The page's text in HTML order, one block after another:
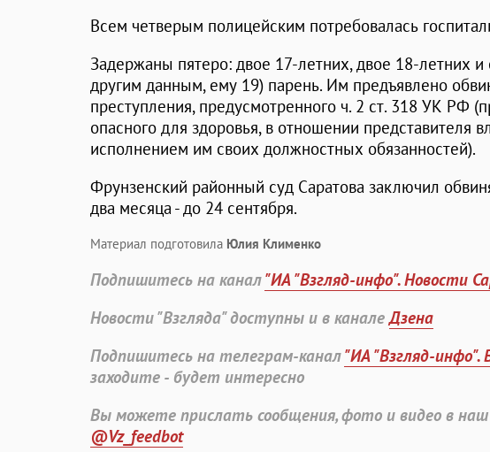
Всем четверым полицейским потребовалась
Задержаны пятеро: двое 17-летних, двое 18-летних
другим данным, ему 19) парень. Им предъявлено
преступления, предусмотренного ч. 2 ст. 318 УК РФ
опасного для здоровья, в отношении представителя
исполнением им своих должностных обязанностей).
Фрунзенский районный суд Саратова заключил
два месяца - до 24 сентября.
Материал подготовила Юлия Клименко
Подпишитесь на канал"ИА "Взгляд-инфо". Новости
Новости "Взгляда" доступны и в каналеДзена
Подпишитесь на телеграм-канал"ИА "Взгляд-
заходите - будет интересно
Вы можете прислать сообщения, фото и видео в
@Vz_feedbot